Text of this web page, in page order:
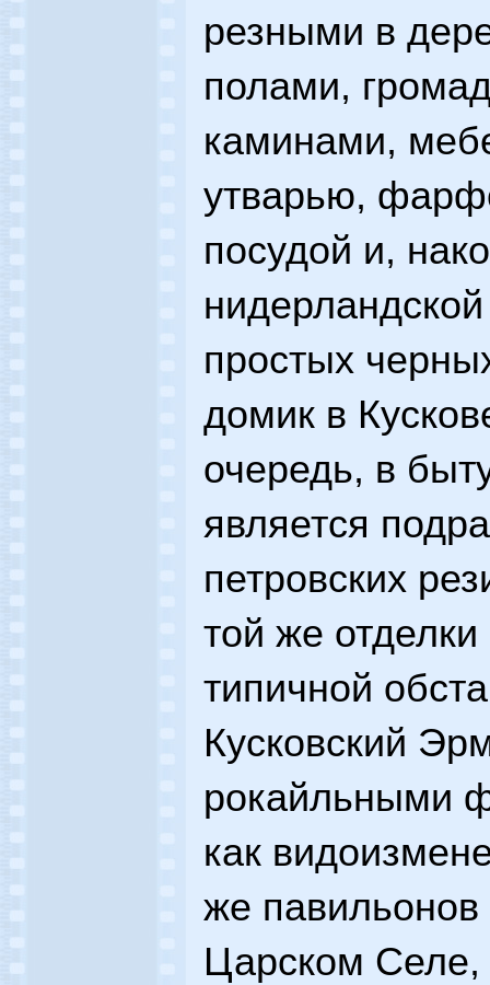
резными в
полами,
каминами,
утварью,
посудой и,
простых
домик в
очередь, в
является
петровских
той же
типичной
Кусковский
рокайльными
как
же
Царском Селе,